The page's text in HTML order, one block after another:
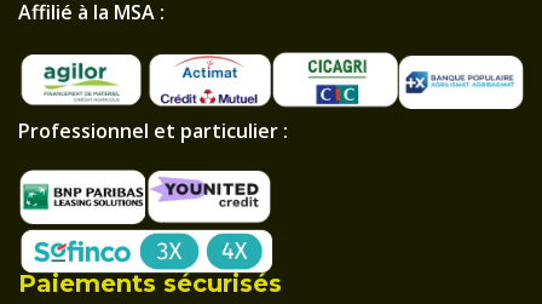
Affilié à la MSA :
Professionnel et particulier :
Paiements sécurisés